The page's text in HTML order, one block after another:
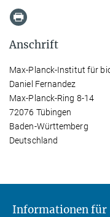
Anschrift
Max-Planck-Institut für
Daniel Fernandez
Max-Planck-Ring 8-14
72076 Tübingen
Baden-Württemberg
Deutschland
Informationen für